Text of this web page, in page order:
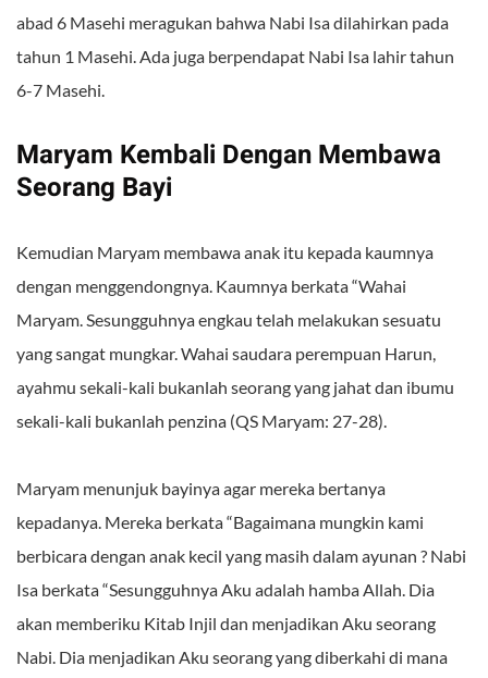
abad 6 Masehi meragukan bahwa Nabi Isa dilahirkan pada
tahun 1 Masehi. Ada juga berpendapat Nabi Isa lahir tahun
6-7 Masehi.
Maryam Kembali Dengan Membawa
Seorang Bayi
Kemudian Maryam membawa anak itu kepada kaumnya
dengan menggendongnya. Kaumnya berkata “Wahai
Maryam. Sesungguhnya engkau telah melakukan sesuatu
yang sangat mungkar. Wahai saudara perempuan Harun,
ayahmu sekali-kali bukanlah seorang yang jahat dan ibumu
sekali-kali bukanlah penzina (QS Maryam: 27-28).
Maryam menunjuk bayinya agar mereka bertanya
kepadanya. Mereka berkata “Bagaimana mungkin kami
berbicara dengan anak kecil yang masih dalam ayunan ? Nabi
Isa berkata “Sesungguhnya Aku adalah hamba Allah. Dia
akan memberiku Kitab Injil dan menjadikan Aku seorang
Nabi. Dia menjadikan Aku seorang yang diberkahi di mana